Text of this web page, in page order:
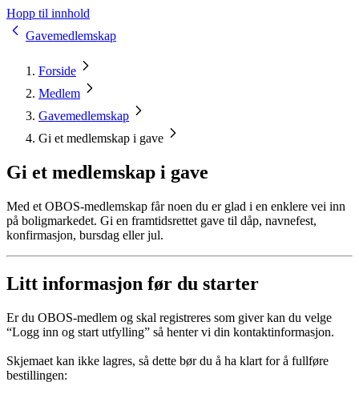
Hopp til innhold
Gavemedlemskap
Forside
Medlem
Gavemedlemskap
Gi et medlemskap i gave
Gi et medlemskap i gave
Med et OBOS-medlemskap får noen du er glad i en enklere vei inn
på boligmarkedet. Gi en framtidsrettet gave til dåp, navnefest,
konfirmasjon, bursdag eller jul.
Litt informasjon før du starter
Er du OBOS-medlem og skal registreres som giver kan du velge
“Logg inn og start utfylling” så henter vi din kontaktinformasjon.
Skjemaet kan ikke lagres, så dette bør du å ha klart for å fullføre
bestillingen: